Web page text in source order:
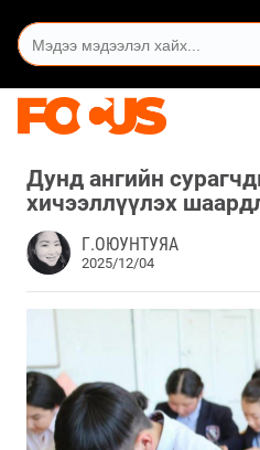
Дунд ангийн
хичээллүүлэх
Г.ОЮУНТУЯА
2025/12/04